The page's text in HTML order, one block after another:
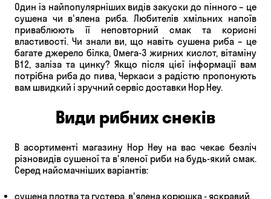
Один із найпопулярніших видів закуски до пінного – це
сушена чи в'ялена риба. Любителів хмільних напоїв
приваблюють її неповторний смак та корисні
властивості. Чи знали ви, що навіть сушена риба – це
багате джерело білка, Омега-3 жирних кислот, вітаміну
В12, заліза та цинку? Якщо після цієї інформації вам
потрібна риба до пива, Черкаси з радістю пропонують
вам швидкий і зручний сервіс доставки Hop Hey.
Види рибних снеків
В асортименті магазину Hop Hey на вас чекає безліч
різновидів сушеної та в'яленої риби на будь-який смак.
Серед найсмачніших варіантів:
сушена плотва та густера, в'ялена корюшка - яскравий,